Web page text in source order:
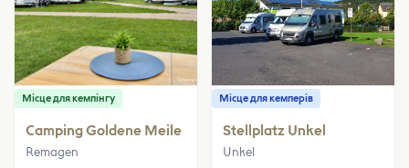
Місце для кемпінгу
Camping Goldene Meile
Remagen
Місце для кемперів
Stellplatz Unkel
Unkel